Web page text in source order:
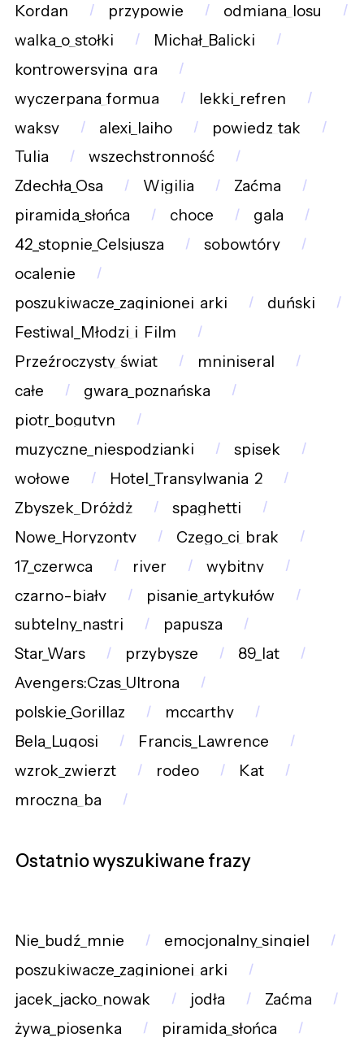
Kordan
przypowie
odmiana_losu
walka_o_stołki
Michał_Balicki
kontrowersyjna_gra
wyczerpana_formua
lekki_refren
waksy
alexi_laiho
powiedz_tak
Tulia
wszechstronność
Zdechła_Osa
Wigilia
Zaćma
piramida_słońca
choce
gala
42_stopnie_Celsjusza
sobowtóry
ocalenie
poszukiwacze_zaginionej_arki
duński
Festiwal_Młodzi_i_Film
Przeźroczysty_świat
mniniseral
całe
gwara_poznańska
piotr_bogutyn
muzyczne_niespodzianki
spisek
wołowe
Hotel_Transylwania_2
Zbyszek_Dróżdż
spaghetti
Nowe_Horyzonty
Czego_ci_brak
17_czerwca
river
wybitny
czarno-biały
pisanie_artykułów
subtelny_nastrj
papusza
Star_Wars
przybysze
89_lat
Avengers:Czas_Ultrona
polskie_Gorillaz
mccarthy
Bela_Lugosi
Francis_Lawrence
wzrok_zwierzt
rodeo
Kat
mroczna_ba
Ostatnio wyszukiwane frazy
Nie_budź_mnie
emocjonalny_singiel
poszukiwacze_zaginionej_arki
jacek_jacko_nowak
jodła
Zaćma
żywa_piosenka
piramida_słońca